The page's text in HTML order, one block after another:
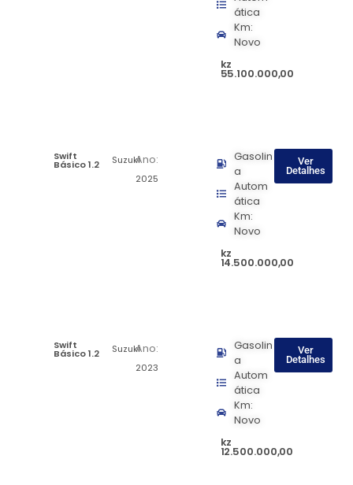
ática
Km:
Novo
kz
55.100.000,00
Swift
Básico 1.2 SuzukiAno:
2025
Gasolin
a
Autom
ática
Km:
Novo
kz
14.500.000,00
Ver
Detalhes
Swift
Básico 1.2 SuzukiAno:
2023
Gasolin
a
Autom
ática
Km:
Novo
kz
12.500.000,00
Ver
Detalhes